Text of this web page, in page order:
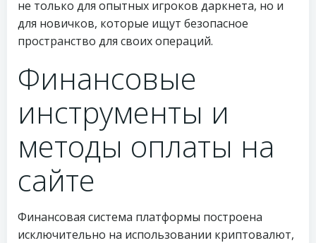
не только для опытных игроков даркнета, но и
для новичков, которые ищут безопасное
пространство для своих операций.
Финансовые
инструменты и
методы оплаты на
сайте
Финансовая система платформы построена
исключительно на использовании криптовалют,